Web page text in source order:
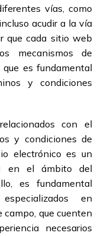
vías, como
acudir a la vía
que cada sitio web
mecanismos de
es fundamental
y condiciones
con el
y condiciones de
electrónico es un
en el ámbito del
es fundamental
en
que cuenten
necesarios